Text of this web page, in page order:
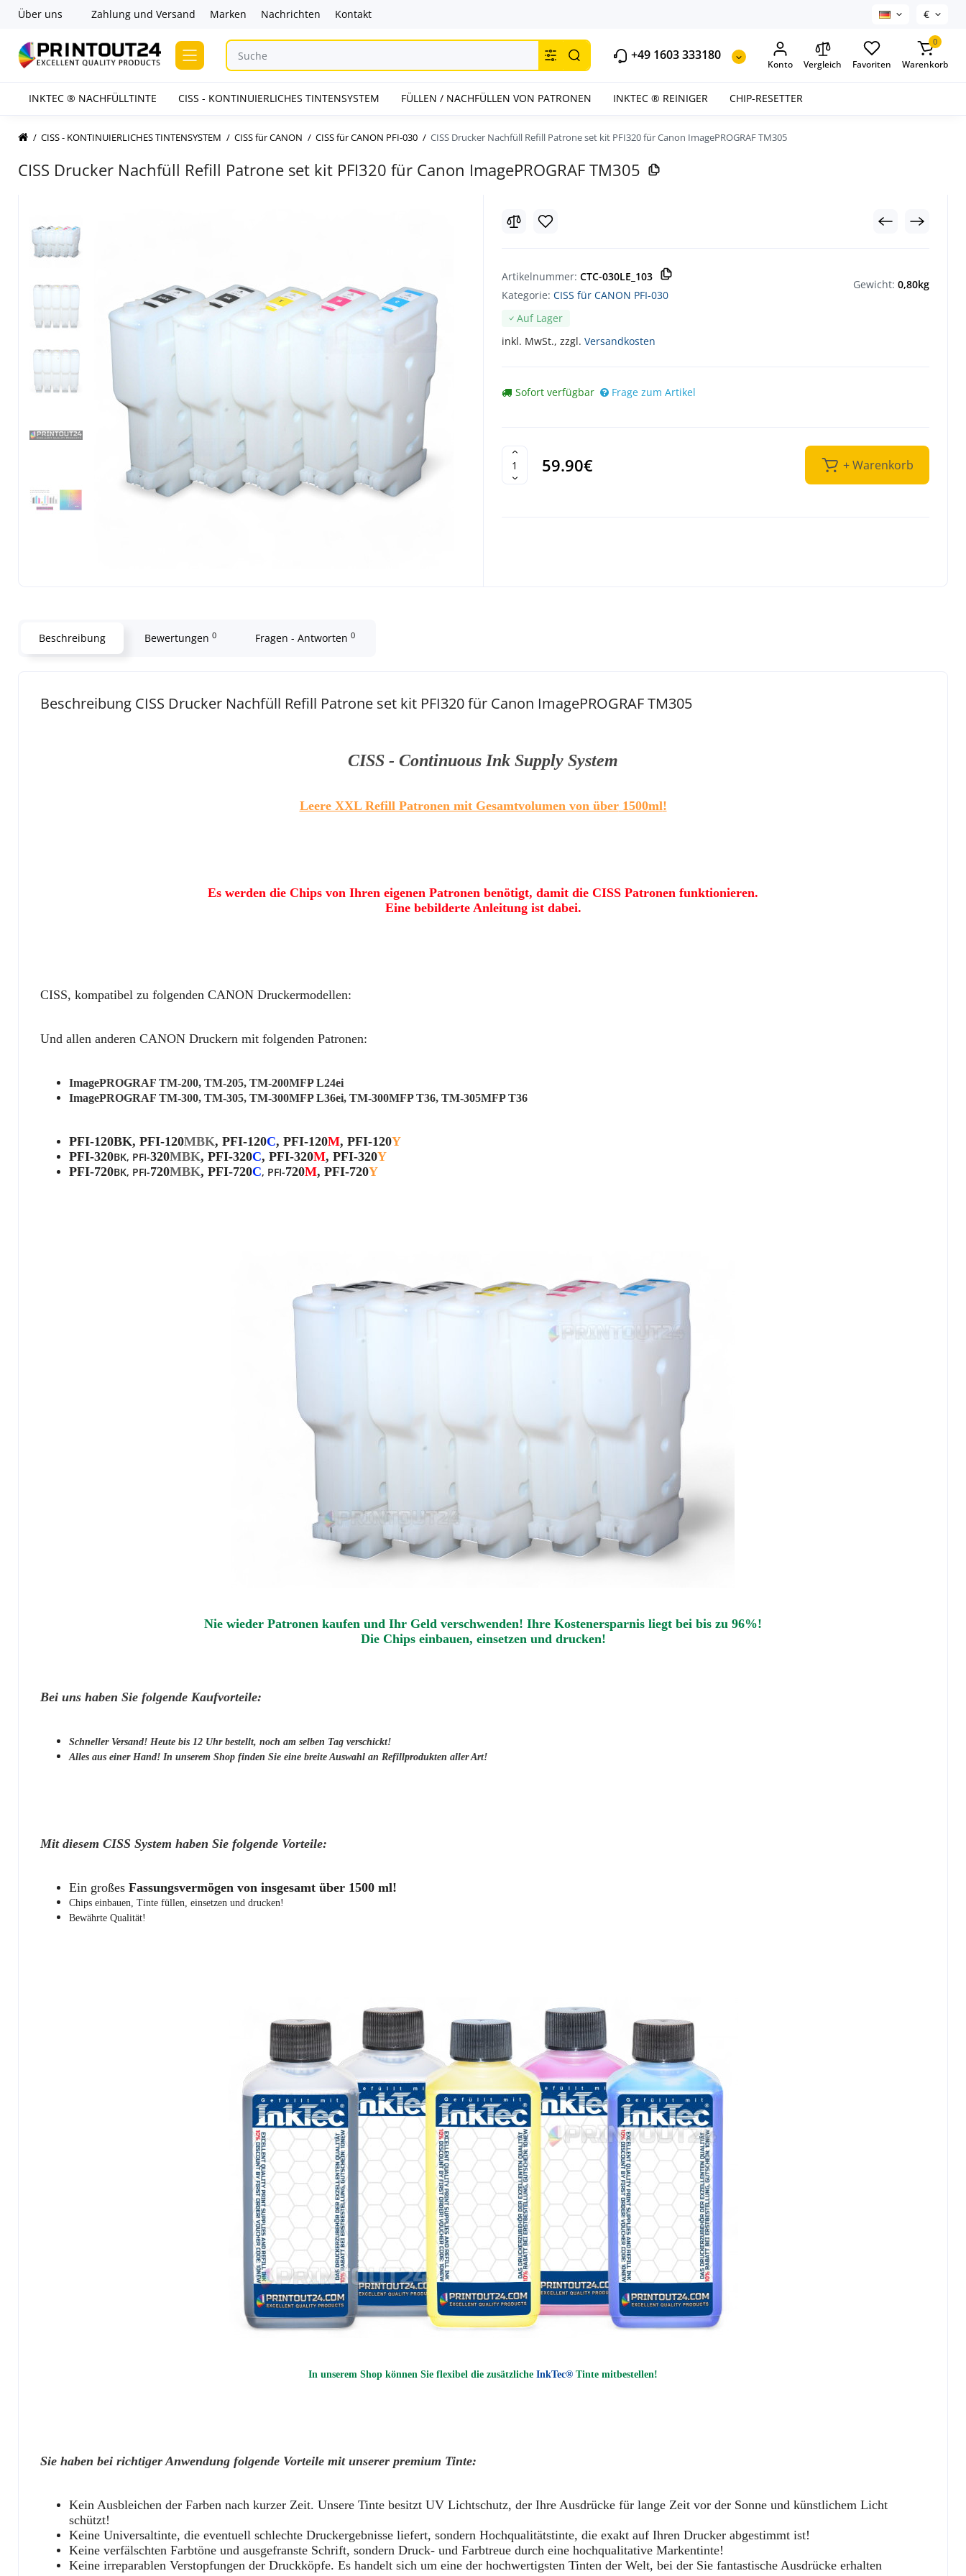
Über uns Zahlung und Versand Marken Nachrichten Kontakt €
+49 1603 333180
Konto Vergleich Favoriten
0
Warenkorb
INKTEC ® NACHFÜLLTINTE CISS - KONTINUIERLICHES TINTENSYSTEM FÜLLEN / NACHFÜLLEN VON PATRONEN INKTEC ® REINIGER CHIP-RESETTER
CISS - KONTINUIERLICHES TINTENSYSTEM CISS für CANON CISS für CANON PFI-030 CISS Drucker Nachfüll Refill Patrone set kit PFI320 für Canon ImagePROGRAF TM305
CISS Drucker Nachfüll Refill Patrone set kit PFI320 für Canon ImagePROGRAF TM305
Artikelnummer: CTC-030LE_103
Kategorie: CISS für CANON PFI-030
Auf Lager
inkl. MwSt., zzgl. Versandkosten
Gewicht: 0,80kg
Sofort verfügbar Frage zum Artikel
59.90€ + Warenkorb
Beschreibung Bewertungen 0 Fragen - Antworten 0
Beschreibung CISS Drucker Nachfüll Refill Patrone set kit PFI320 für Canon ImagePROGRAF TM305
CISS - Continuous Ink Supply System
Leere XXL Refill Patronen mit Gesamtvolumen von über1500ml!
Es werden die Chips von Ihren eigenen Patronen benötigt, damit die CISS Patronen funktionieren.
Eine bebilderte Anleitung ist dabei.
CISS, kompatibel zu folgenden CANON Druckermodellen:
Und allen anderen CANON Druckern mit folgenden Patronen:
ImagePROGRAF TM-200, TM-205, TM-200MFP L24ei
ImagePROGRAF TM-300, TM-305, TM-300MFP L36ei, TM-300MFP T36, TM-305MFP T36
PFI-120BK, PFI-120MBK, PFI-120C, PFI-120M, PFI-120Y
PFI-320BK, PFI-320MBK, PFI-320C, PFI-320M, PFI-320Y
PFI-720BK, PFI-720MBK, PFI-720C, PFI-720M, PFI-720Y
Nie wieder Patronen kaufen und Ihr Geld verschwenden! Ihre Kostenersparnis liegt bei bis zu 96%!
Die Chips einbauen, einsetzen und drucken!
Bei uns haben Sie folgende Kaufvorteile:
Schneller Versand! Heute bis 12 Uhr bestellt, noch am selben Tag verschickt!
Alles aus einer Hand! In unserem Shop finden Sie eine breite Auswahl an Refillprodukten aller Art!
Mit diesem CISS System haben Sie folgende Vorteile:
Ein großes Fassungsvermögen von insgesamt über 1500 ml!
Chips einbauen, Tinte füllen, einsetzen und drucken!
Bewährte Qualität!
In unserem Shop können Sie flexibel die zusätzliche InkTec® Tinte mitbestellen!
Sie haben bei richtiger Anwendung folgende Vorteile mit unserer premium Tinte:
Kein Ausbleichen der Farben nach kurzer Zeit. Unsere Tinte besitzt UV Lichtschutz, der Ihre Ausdrücke für lange Zeit vor der Sonne und künstlichem Licht
schützt!
Keine Universaltinte, die eventuell schlechte Druckergebnisse liefert, sondern Hochqualitätstinte, die exakt auf Ihren Drucker abgestimmt ist!
Keine verfälschten Farbtöne und ausgefranste Schrift, sondern Druck- und Farbtreue durch eine hochqualitative Markentinte!
Keine irreparablen Verstopfungen der Druckköpfe. Es handelt sich um eine der hochwertigsten Tinten der Welt, bei der Sie fantastische Ausdrücke erhalten